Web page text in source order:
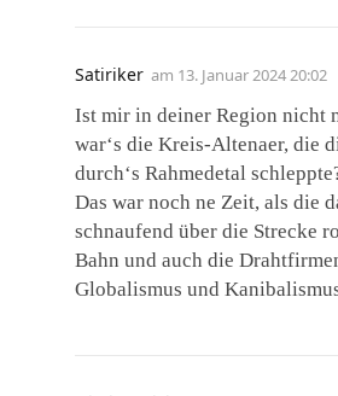
Satiriker am 13. Januar 2024 20:02
Ist mir in deiner Region nicht
war‘s die Kreis-Altenaer, die
durch‘s Rahmedetal
Das war noch ne Zeit, als die
schnaufend über die Strecke
Bahn und auch die
Globalismus und